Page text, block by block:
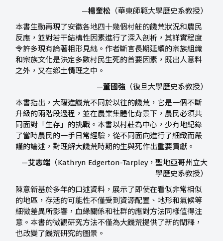
—楊奎松 （華東師範大學歷史系教授）
本書生動再現了安徽各地四十幾個村莊的饑荒狀況和農民
反應，並對若干結構性因素進行了深入剖析，其詳實程度
令許多現有論著相形見絀。作者斷言長期延續的宗族組織
和宗族文化是決定多數村民生死的首要因素，既出人意料
之外，又在鄉土情理之中。
—董國強 （復旦大學歷史系教授）
本書指出，大躍進饑荒不同於以往的饑荒，它是一個不斷
升級的兩階段過程，並在農業集體化背景下，農民必須共
同面對「生存」的挑戰。本書以村莊為中心，少有地紀錄
了當時農民的一手日常經驗，從不同面向進行了細緻而嚴
謹的論述，對理解大饑荒時期的生與死作出重要貢獻。
—艾志端 （Kathryn Edgerton-Tarpley，聖地亞哥州立大
學歷史系教授）
陳意新基於多年的口述資料，展示了即使在看似非常相似
的地區，存活的可能性不僅受到資源配置、地形和氣候等
細微差異所影響，血緣關係和社群的應對方法同樣值得注
意。本書的微觀研究方法不僅為大饑荒提供了新的闡釋，
也改變了饑荒研究的圖景。